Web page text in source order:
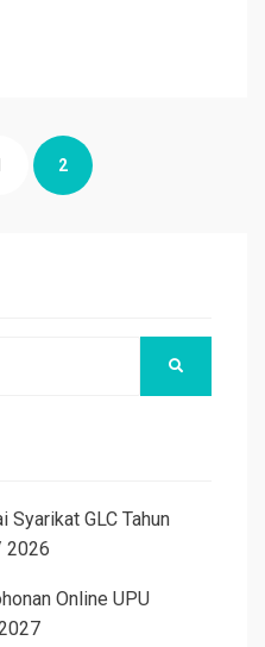
PAGE
2
Syarikat GLC Tahun
2026
Online UPU